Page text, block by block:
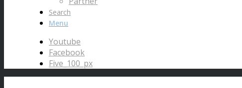
Search
Menu
Youtube
Facebook
Five_100_px